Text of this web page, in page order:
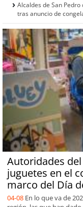
Alcaldes de San
tras anuncio de
Autoridades
juguetes en el
marco del Día
04-08 En lo que va de